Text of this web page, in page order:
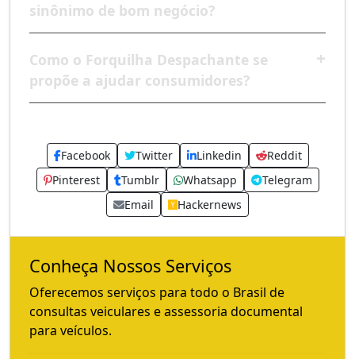
sinônimo de bom negócio?
Como o Forquilha Despachante se
propõe a ajudar consumidores?
Facebook Twitter Linkedin
Reddit
Pinterest
Tumblr Whatsapp
Telegram
Email
Hackernews
Conheça Nossos Serviços
Oferecemos serviços para todo o Brasil de
consultas veiculares e assessoria documental
para veículos.